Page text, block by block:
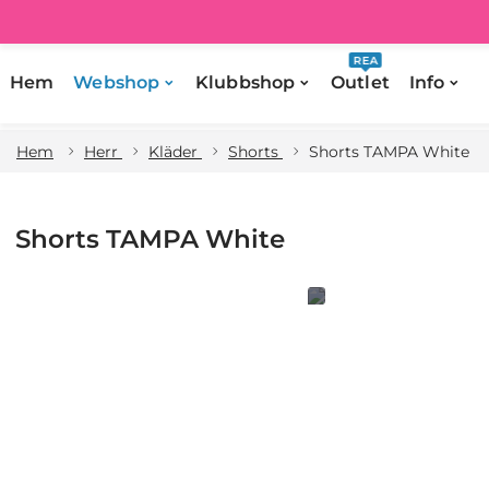
Hem Webshop Klubbshop Outlet
REA
Info
Hem Herr Kläder Shorts Shorts TAMPA White
Shorts TAMPA White